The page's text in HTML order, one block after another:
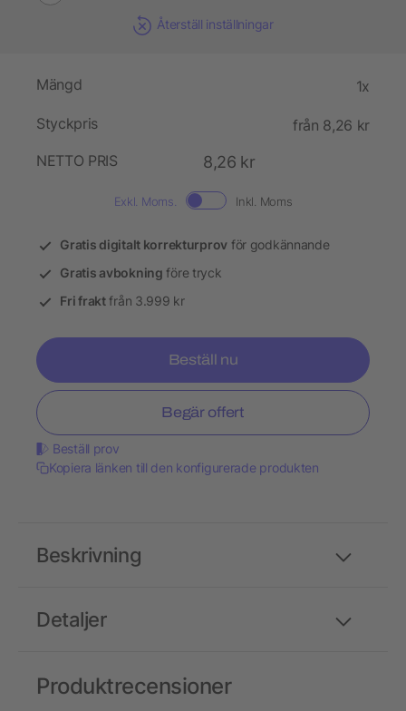
Återställ inställningar
Mängd 1x
Styckpris
från 8,26 kr
NETTO PRIS
8,26 kr
Exkl. Moms. Inkl. Moms
Gratis digitalt korrekturprov för godkännande
Gratis avbokning före tryck
Fri fraktfrån 3.999 kr
Beställ nu
Begär offert
Beställ prov
Kopiera länken till den konfigurerade produkten
Detaljer
Beskrivning
Produktrecensioner